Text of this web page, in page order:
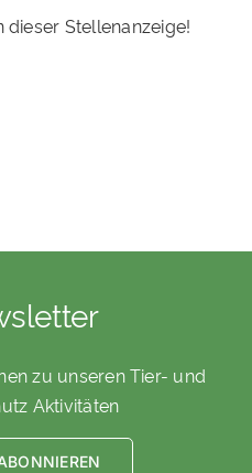
dieser Stellenanzeige!
zu unseren Tier- und
Aktivitäten